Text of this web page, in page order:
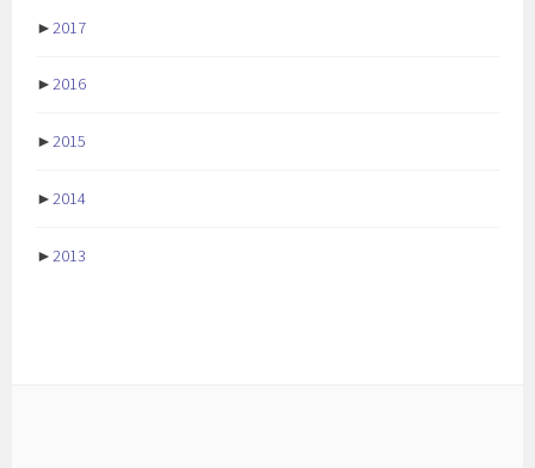
►2017
►2016
►2015
►2014
►2013